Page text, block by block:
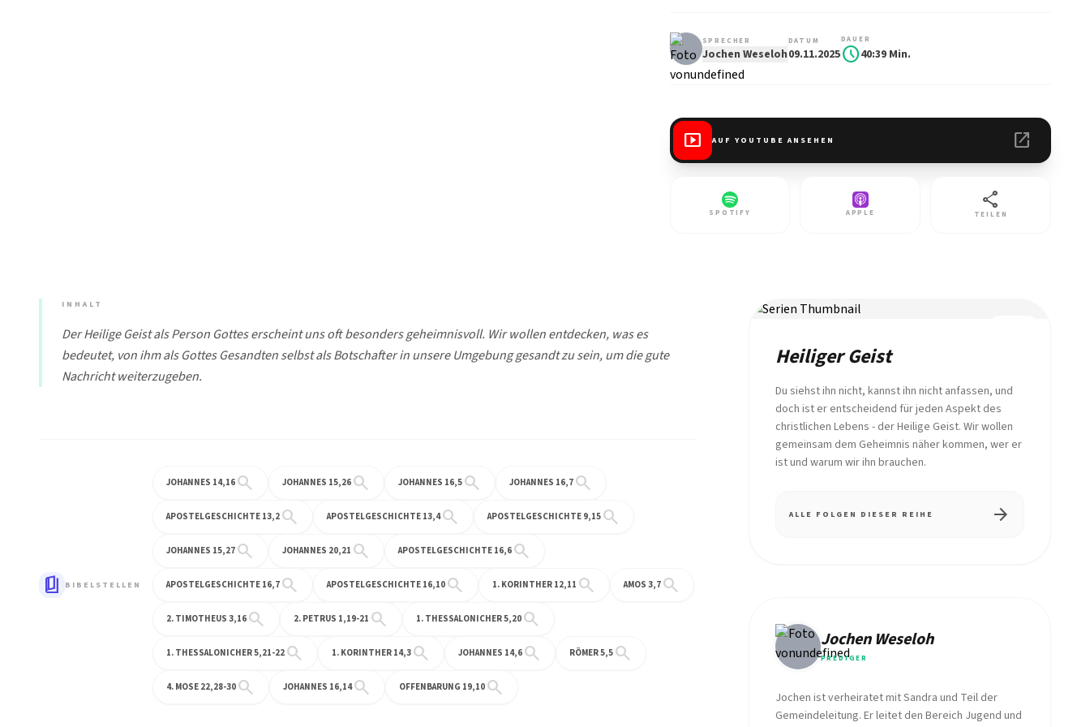
SPRECHER
Jochen Weseloh
DATUM
09.11.2025
DAUER
schedule40:39 Min.
smart_display AUF YOUTUBE ANSEHEN open_in_new
SPOTIFY APPLE
share
TEILEN
INHALT
Der Heilige Geist als Person Gottes erscheint uns oft besonders geheimnisvoll. Wir wollen entdecken, was es
bedeutet, von ihm als Gottes Gesandten selbst als Botschafter in unsere Umgebung gesandt zu sein, um die gute
Nachricht weiterzugeben.
book_5 BIBELSTELLEN
JOHANNES 14,16 search JOHANNES 15,26 search JOHANNES 16,5 search JOHANNES 16,7 search
APOSTELGESCHICHTE 13,2 search APOSTELGESCHICHTE 13,4search APOSTELGESCHICHTE 9,15 search
JOHANNES 15,27 search JOHANNES 20,21 search APOSTELGESCHICHTE 16,6 search
APOSTELGESCHICHTE 16,7 search APOSTELGESCHICHTE 16,10 search 1. KORINTHER 12,11 search AMOS 3,7 search
2. TIMOTHEUS 3,16 search 2. PETRUS 1,19-21 search 1. THESSALONICHER 5,20 search
1. THESSALONICHER 5,21-22 search 1. KORINTHER 14,3 search JOHANNES 14,6 search RÖMER 5,5 search
4. MOSE 22,28-30 search JOHANNES 16,14search OFFENBARUNG 19,10 search
Heiliger Geist
Du siehst ihn nicht, kannst ihn nicht anfassen, und
doch ist er entscheidend für jeden Aspekt des
christlichen Lebens - der Heilige Geist. Wir wollen
gemeinsam dem Geheimnis näher kommen, wer er
ist und warum wir ihn brauchen.
ALLE FOLGEN DIESER REIHE arrow_forward
Jochen Weseloh
PREDIGER
Jochen ist verheiratet mit Sandra und Teil der
Gemeindeleitung. Er leitet den Bereich Jugend und